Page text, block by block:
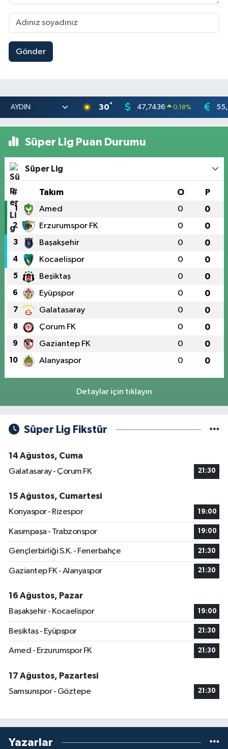
Gönder
30° 47,7436 0.18%
Süper Lig Puan Durumu
Süper Lig
# Takım O P
1 Amed 0 0
2 Erzurumspor FK 0 0
3 Başakşehir 0 0
4 Kocaelispor 0 0
5 Beşiktaş 0 0
6 Eyüpspor 0 0
7 Galatasaray 0 0
8 Çorum FK 0 0
9 Gaziantep FK 0 0
10 Alanyaspor 0 0
Detaylar için tıklayın
Süper Lig Fikstür
14 Ağustos, Cuma
Galatasaray - Çorum FK
21:30
15 Ağustos, Cumartesi
Konyaspor - Rizespor
19:00
Kasımpaşa - Trabzonspor 19:00
Gençlerbirliği S.K. - Fenerbahçe 21:30
Gaziantep FK - Alanyaspor 21:30
16 Ağustos, Pazar
Başakşehir - Kocaelispor
19:00
Beşiktaş - Eyüpspor 21:30
Amed - Erzurumspor FK 21:30
17 Ağustos, Pazartesi
Samsunspor - Göztepe
21:30
Yazarlar